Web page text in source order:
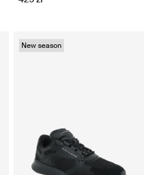
New season